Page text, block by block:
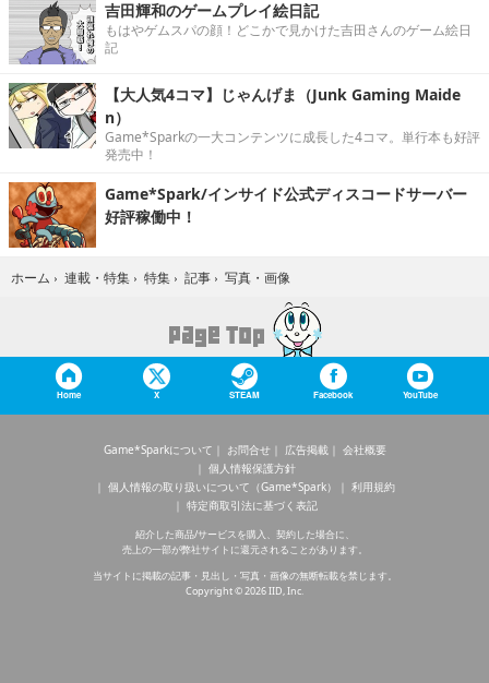
吉田輝和のゲームプレイ絵日記
もはやゲムスパの顔！どこかで見かけた吉田さんのゲーム絵日
記
【大人気4コマ】じゃんげま（Junk Gaming Maide
n）
Game*Sparkの一大コンテンツに成長した4コマ。単行本も好評
発売中！
Game*Spark/インサイド公式ディスコードサーバー
好評稼働中！
ホーム › 連載・特集 › 特集 › 記事 › 写真・画像
Home X STEAM Facebook YouTube
Game*Sparkについて お問合せ 広告掲載
会社概要
個人情報保護方針
個人情報の取り扱いについて（Game*Spark）
利用規約
特定商取引法に基づく表記
紹介した商品/サービスを購入、契約した場合に、
売上の一部が弊社サイトに還元されることがあります。
当サイトに掲載の記事・見出し・写真・画像の無断転載を禁じます。
Copyright © 2026 IID, Inc.